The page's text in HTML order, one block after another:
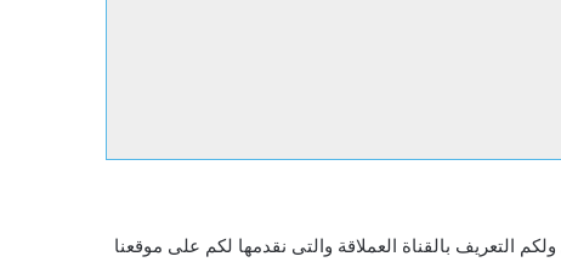
ولكم التعريف بالقناة العملاقة والتى نقدمها لكم على موقعنا